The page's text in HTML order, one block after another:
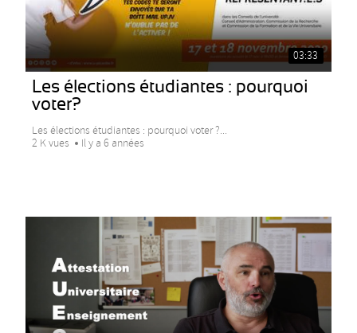
03:33
Les élections étudiantes : pourquoi
voter?
Les élections étudiantes : pourquoi voter ?...
2 K vues
Il y a 6 années